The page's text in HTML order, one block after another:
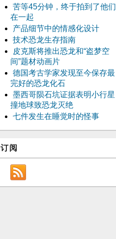
苦等45分钟，终于拍到了他们
在一起
产品细节中的情感化设计
技术恐龙生存指南
皮克斯将推出恐龙和“盗梦空
间”题材动画片
德国考古学家发现至今保存最
完好的恐龙化石
墨西哥陨石坑证据表明小行星
撞地球致恐龙灭绝
七件发生在睡觉时的怪事
订阅